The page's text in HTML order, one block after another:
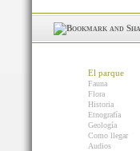
El parque
Fauna
Flora
Historia
Etnografía
Geología
Como llegar
Audios